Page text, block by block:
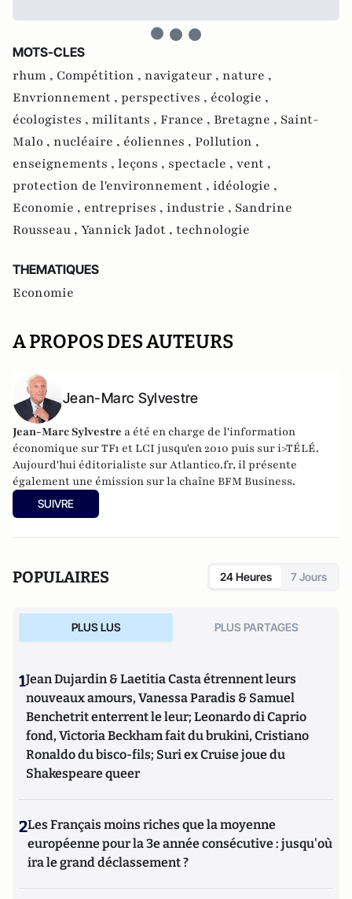
MOTS-CLES
rhum , Compétition , navigateur , nature ,
Envrionnement , perspectives , écologie ,
écologistes , militants , France , Bretagne , Saint-
Malo , nucléaire , éoliennes , Pollution ,
enseignements , leçons , spectacle , vent ,
protection de l'environnement , idéologie ,
Economie , entreprises , industrie , Sandrine
Rousseau , Yannick Jadot , technologie
THEMATIQUES
Economie
A PROPOS DES AUTEURS
Jean-Marc Sylvestre
Jean-Marc Sylvestre a été en charge de l'information
économique sur TF1 et LCI jusqu'en 2010 puis sur i>TÉLÉ.
Aujourd'hui éditorialiste sur Atlantico.fr, il présente
également une émission sur la chaîne BFM Business.
SUIVRE
POPULAIRES 24 Heures 7 Jours
PLUS LUS PLUS PARTAGES
1Jean Dujardin & Laetitia Casta étrennent leurs
nouveaux amours, Vanessa Paradis & Samuel
Benchetrit enterrent le leur; Leonardo di Caprio
fond, Victoria Beckham fait du brukini, Cristiano
Ronaldo du bisco-fils; Suri ex Cruise joue du
Shakespeare queer
2Les Français moins riches que la moyenne
européenne pour la 3e année consécutive : jusqu'où
ira le grand déclassement ?